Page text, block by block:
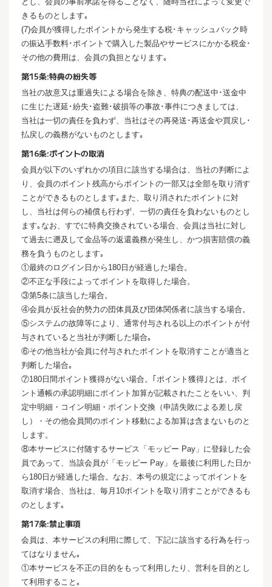
きるものとします｡
(7)会員が獲得したポイントから発生する税･キャッシュバック時
の振込手数料･ポイントで購入した製品やサービスにかかる税金･
その他の費用は、会員の負担となります｡
第15条:特典の紛失等
当社の故意又は重過失による場合を除き、特典の配送中･送金中
に生じた遅延･紛失･盗難･破損等の事故･事件につきましては、
当社は一切の責任を負わず、当社はその再発送･再送金や買戻し･
払戻しの義務がないものとします｡
第16条:ポイントの取消
会員が以下のいずれかの項目に該当する場合は、当社の判断によ
り、会員のポイント残高からポイントの一部又は全部を取り消す
ことができるものとします｡また、取り消されたポイントに対
し、当社は何らの補償も行わず、一切の責任を負わないものとし
ます｡なお、すでに特典交換されている場合、会員は当社に対し
て過去に遡及して金品等の返還義務が発生し、かつ損害賠償の義
務を負うものとします｡
①最終のログイン日から180日が経過した場合。
②不正な手段によってポイントを取得した場合。
③第5条に該当した場合。
④会員が反社会的勢力の団体員及び団体関係者に該当する場合。
⑤システムの故障等により、通常付与される以上のポイントが付
与されていると当社が判断した場合｡
⑥その他当社が会員に付与されたポイントを取消すことが適当と
判断した場合｡
⑦180日間ポイント獲得がない場合。｢ポイント獲得｣とは、ポイ
ント通帳の承認明細にポイント加算が記載されたことをいい、判
定中明細・コイン明細・ポイント交換（申請失敗による差し戻
し）・その他会員間のポイント移動による加算は含まないものと
します。
⑧本サービスに付随するサービス「モッピー Pay」に登録した会
員であって、当該会員が「モッピー Pay」を最後に利用した日か
ら180日が経過した場合。なお、本号の規定によってポイントを
取消す場合、当社は、毎月10ポイントを取り消すことができるも
のとします｡
第17条:禁止事項
会員は、本サービスの利用に際して、下記に該当する行為を行っ
てはなりません｡
①本サービスを不正の目的をもって利用したり、営利を目的とし
て利用すること｡